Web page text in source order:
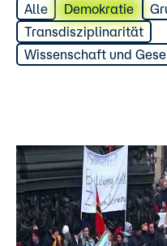
Alle Demokratie
Transdisziplinarität
Wissenschaft und